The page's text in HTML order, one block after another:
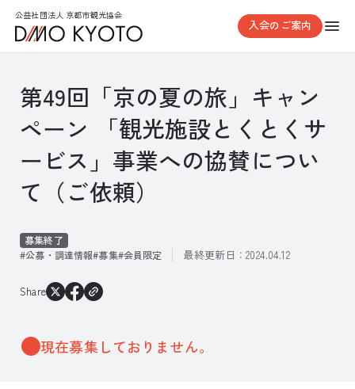
公益社団法人 京都市観光協会
入会のご案内
第49回「京の夏の旅」キャン
ペーン 「観光施設とくとくサ
ービス」事業への協賛につい
て（ご依頼）
募集終了
公募・調達情報 募集 会員限定 最終更新日：2024.04.12
Share
現在募集しておりません。